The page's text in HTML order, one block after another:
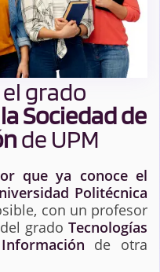
grado
Sociedad de
de UPM
que ya conoce el
Politécnica
con un profesor
grado Tecnologías
de otra